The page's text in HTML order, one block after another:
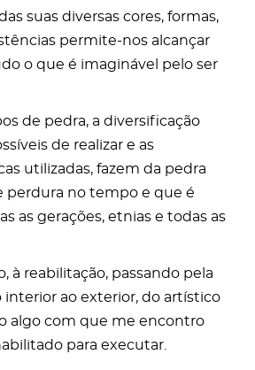
suas diversas cores, formas,
permite-nos alcançar
o que é imaginável pelo ser
de pedra, a diversificação
de realizar e as
utilizadas, fazem da pedra
perdura no tempo e que é
as gerações, etnias e todas as
à reabilitação, passando pela
interior ao exterior, do artístico
algo com que me encontro
para executar.